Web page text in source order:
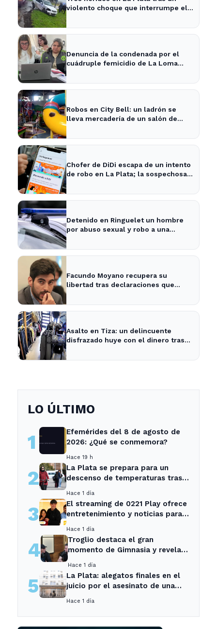
violento choque que interrumpe el
Denuncia de la condenada por el
cuádruple femicidio de La Loma
Robos en City Bell: un ladrón se
lleva mercadería de un salón de
Chofer de DiDi escapa de un intento
de robo en La Plata; la sospechosa
Detenido en Ringuelet un hombre
por abuso sexual y robo a una
Facundo Moyano recupera su
libertad tras declaraciones que
Asalto en Tiza: un delincuente
disfrazado huye con el dinero tras
LO ÚLTIMO
1
Efemérides del 8 de agosto de
2026: ¿Qué se conmemora?
Hace 19 h
2
La Plata se prepara para un
descenso de temperaturas tras
Hace 1 día
3
El streaming de 0221 Play ofrece
entretenimiento y noticias para
Ensenada.
Hace 1 día
4
Troglio destaca el gran
momento de Gimnasia y revela
Hace 1 día
5
La Plata: alegatos finales en el
juicio por el asesinato de una
Hace 1 día